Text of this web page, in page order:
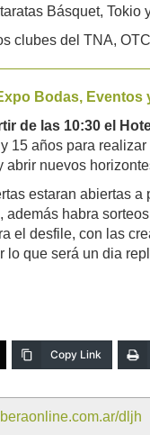
Básquet, Tokio
clubes del TNA,
Bodas, Eventos
de las 10:30 el
15 años para
abrir nuevos
estaran abiertas
además habra
el desfile, con las
lo que será un dia
Copy Link
dljh